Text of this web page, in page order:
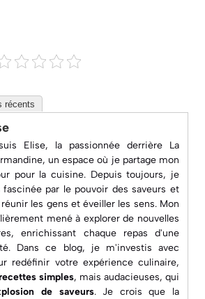
récents
Elise, la passionnée derrière La
, un espace où je partage mon
pour la cuisine. Depuis toujours, je
fascinée par le pouvoir des saveurs et
les gens et éveiller les sens. Mon
mené à explorer de nouvelles
enrichissant chaque repas d'une
Dans ce blog, je m'investis avec
redéfinir votre expérience culinaire,
simples, mais audacieuses, qui
de saveurs. Je crois que la